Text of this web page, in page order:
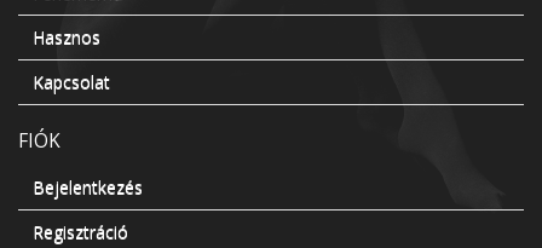
Hasznos
Kapcsolat
FIÓK
Bejelentkezés
Regisztráció